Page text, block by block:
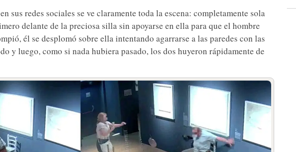
sus redes sociales se ve claramente toda la escena: completamente sola
delante de la preciosa silla sin apoyarse en ella para que el hombre
él se desplomó sobre ella intentando agarrarse a las paredes con las
y luego, como si nada hubiera pasado, los dos huyeron rápidamente de